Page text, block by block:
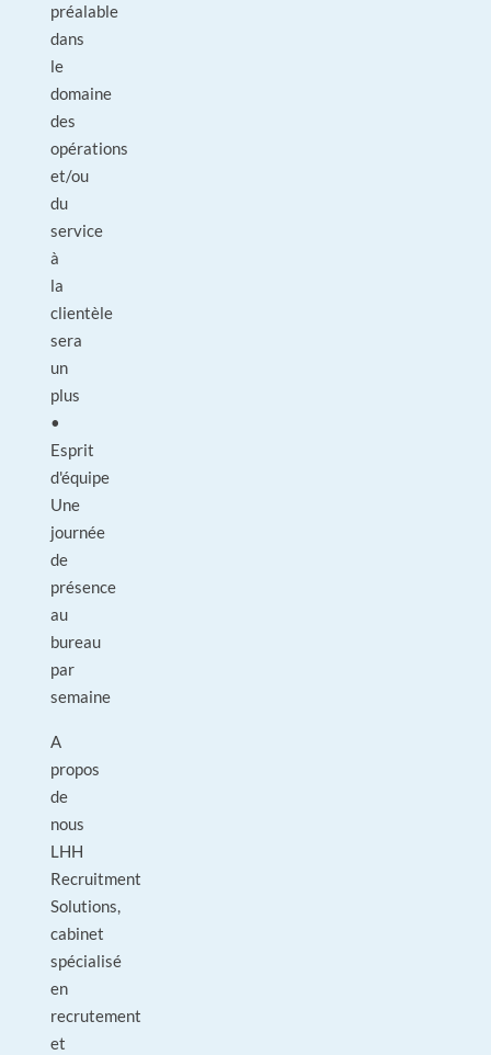
préalable
dans
le
domaine
des
opérations
et/ou
du
service
à
la
clientèle
sera
un
plus
•
Esprit
d'équipe
Une
journée
de
présence
au
bureau
par
semaine
A
propos
de
nous
LHH
Recruitment
Solutions,
cabinet
spécialisé
en
recrutement
et